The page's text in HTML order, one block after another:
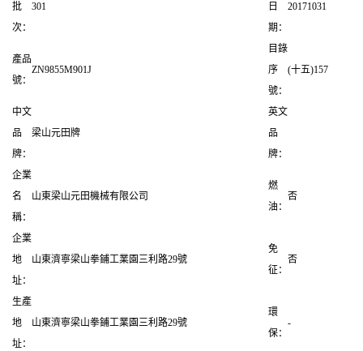
批
次：
301
日
期：
20171031
產品
號：
ZN9855M901J
目錄
序
號：
(十五)157
中文
品
牌：
梁山元田牌
英文
品
牌：
企業
名
稱：
山東梁山元田機械有限公司
燃
油：
否
企業
地
址：
山東濟寧梁山拳鋪工業園三利路29號
免
征：
否
生產
地
址：
山東濟寧梁山拳鋪工業園三利路29號
環
保：
-